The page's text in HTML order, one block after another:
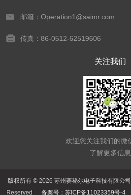
邮箱：Operation1@saimr.com
传真：86-0512-62519606
关注我们
欢迎您关注我们的微
了解更多信息
版权所有 © 2026 苏州赛秘尔电子科技有限公
Reserved 备案号：苏ICP备11023359号-4